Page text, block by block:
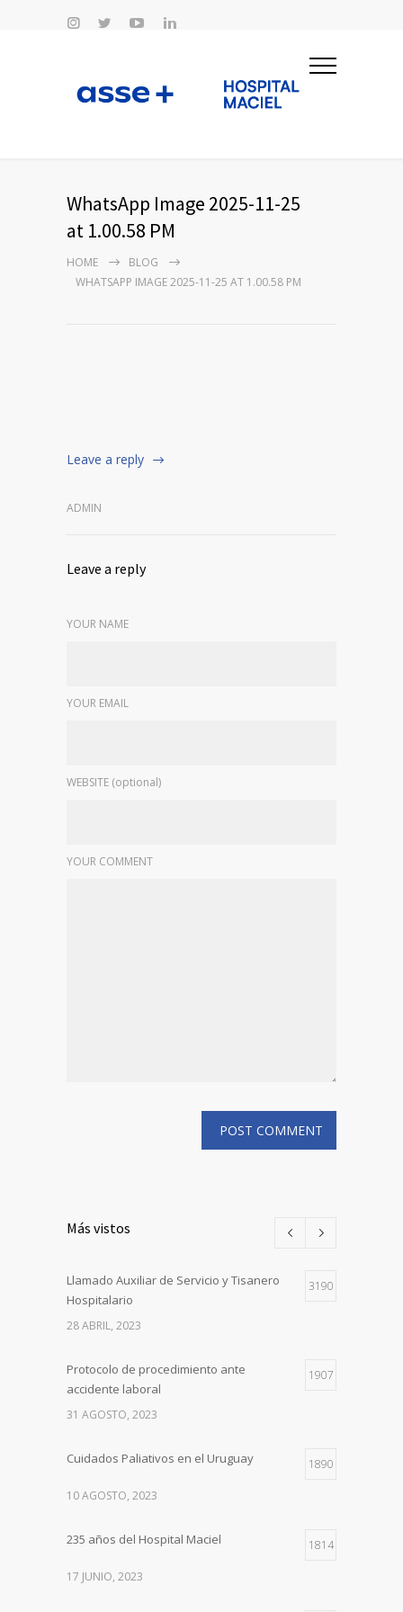
WhatsApp Image 2025-11-25
at 1.00.58 PM
HOME
BLOG
WHATSAPP IMAGE 2025-11-25 AT 1.00.58 PM
Leave a reply
ADMIN
Leave a reply
YOUR NAME
YOUR EMAIL
WEBSITE (optional)
YOUR COMMENT
Más vistos
Llamado Auxiliar de Servicio y Tisanero
Hospitalario
3190
28 ABRIL, 2023
Protocolo de procedimiento ante
accidente laboral
1907
31 AGOSTO, 2023
Cuidados Paliativos en el Uruguay 1890
10 AGOSTO, 2023
235 años del Hospital Maciel 1814
17 JUNIO, 2023